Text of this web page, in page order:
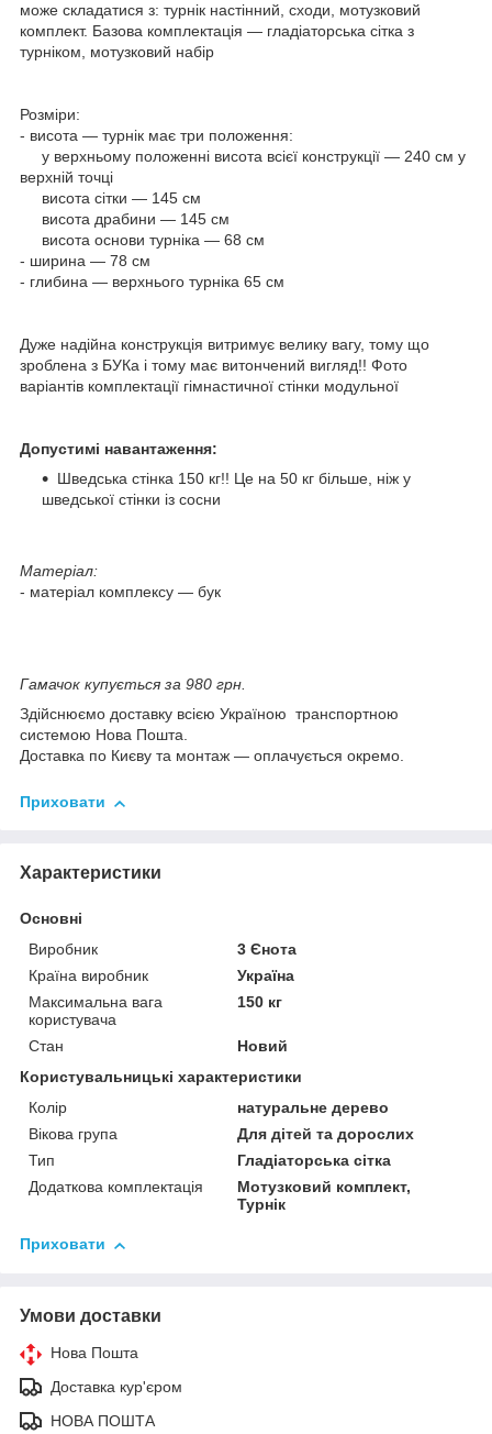
може складатися з: турнік настінний, сходи, мотузковий
комплект. Базова комплектація — гладіаторська сітка з
турніком, мотузковий набір
Розміри:
- висота — турнік має три положення:
у верхньому положенні висота всієї конструкції — 240 см у
верхній точці
висота сітки — 145 см
висота драбини — 145 см
висота основи турніка — 68 см
- ширина — 78 см
- глибина — верхнього турніка 65 см
Дуже надійна конструкція витримує велику вагу, тому що
зроблена з БУКа і тому має витончений вигляд!! Фото
варіантів комплектації гімнастичної стінки модульної
Допустимі навантаження:
Шведська стінка 150 кг!! Це на 50 кг більше, ніж у
шведської стінки із сосни
Матеріал:
- матеріал комплексу — бук
Гамачок купується за 980 грн.
Здійснюємо доставку всією Україною транспортною
системою Нова Пошта.
Доставка по Києву та монтаж — оплачується окремо.
Приховати
Характеристики
Основні
Виробник
3 Єнота
Країна виробник
Україна
Максимальна вага
користувача
150 кг
Стан
Новий
Користувальницькі характеристики
Колір
натуральне дерево
Вікова група
Для дітей та дорослих
Тип
Гладіаторська сітка
Додаткова комплектація
Мотузковий комплект,
Турнік
Приховати
Умови доставки
Нова Пошта
Доставка кур'єром
НОВА ПОШТА